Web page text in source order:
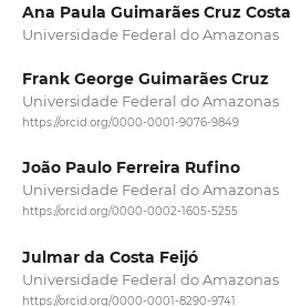
Ana Paula Guimarães Cruz Costa
Universidade Federal do Amazonas
Frank George Guimarães Cruz
Universidade Federal do Amazonas
https://orcid.org/0000-0001-9076-9849
João Paulo Ferreira Rufino
Universidade Federal do Amazonas
https://orcid.org/0000-0002-1605-5255
Julmar da Costa Feijó
Universidade Federal do Amazonas
https://orcid.org/0000-0001-8290-9741